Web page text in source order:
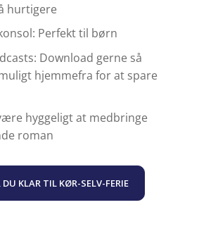
hurtigere
Perfekt til børn
Download gerne så
hjemmefra for at spare
hyggeligt at medbringe
roman
DU KLAR TIL KØR-SELV-FERIE